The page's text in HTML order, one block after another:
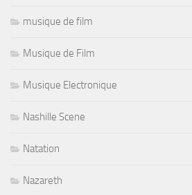
musique de film
Musique de Film
Musique Electronique
Nashille Scene
Natation
Nazareth